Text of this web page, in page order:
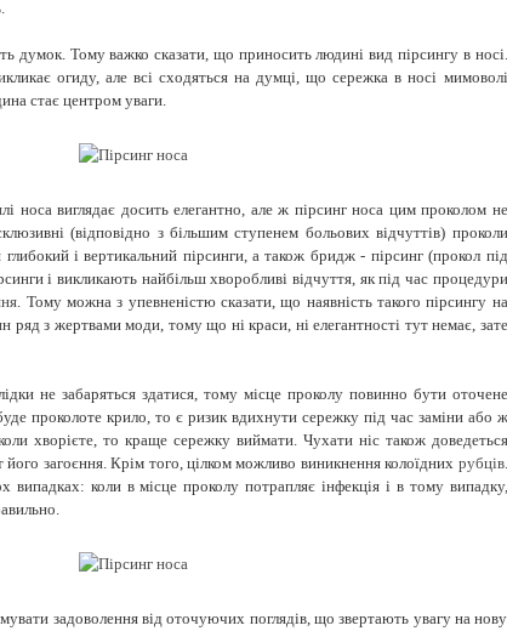
думок. Тому важко сказати, що приносить людині вид пірсингу в носі.
огиду, але всі сходяться на думці, що сережка в носі мимоволі
стає центром уваги.
носа виглядає досить елегантно, але ж пірсинг носа цим проколом не
(відповідно з більшим ступенем больових відчуттів) проколи
і вертикальний пірсинги, а також бридж - пірсинг (прокол під
і викликають найбільш хворобливі відчуття, як під час процедури
. Тому можна з упевненістю сказати, що наявність такого пірсингу на
ряд з жертвами моди, тому що ні краси, ні елегантності тут немає, зате
не забаряться здатися, тому місце проколу повинно бути оточене
проколоте крило, то є ризик вдихнути сережку під час заміни або ж
хворієте, то краще сережку виймати. Чухати ніс також доведеться
загоєння. Крім того, цілком можливо виникнення колоїдних рубців.
випадках: коли в місце проколу потрапляє інфекція і в тому випадку,
задоволення від оточуючих поглядів, що звертають увагу на нову